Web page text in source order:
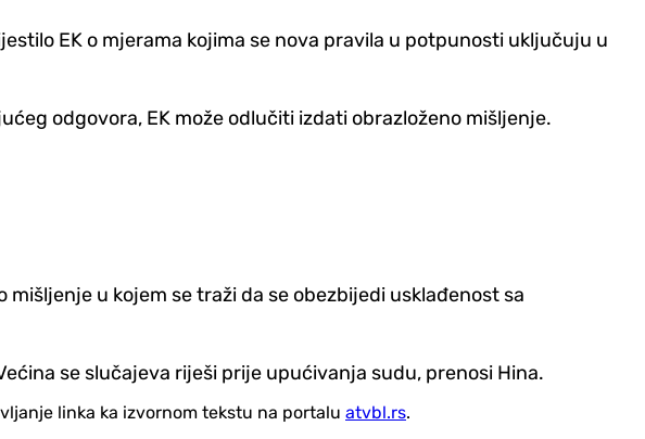
EK o mjerama kojima se nova pravila u potpunosti uključuju u
odgovora, EK može odlučiti izdati obrazloženo mišljenje.
u kojem se traži da se obezbijedi usklađenost sa
se slučajeva riješi prije upućivanja sudu, prenosi Hina.
linka ka izvornom tekstu na portalu atvbl.rs.